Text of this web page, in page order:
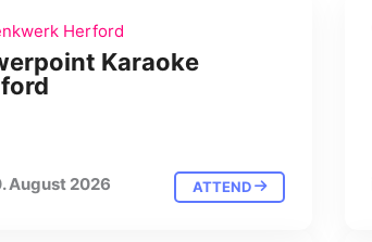
Herford
Karaoke
August 2026 ATTEND